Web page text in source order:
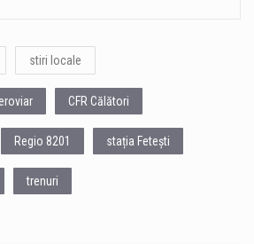
stiri locale
CFR Călători
Regio 8201 stația Fetești
trenuri